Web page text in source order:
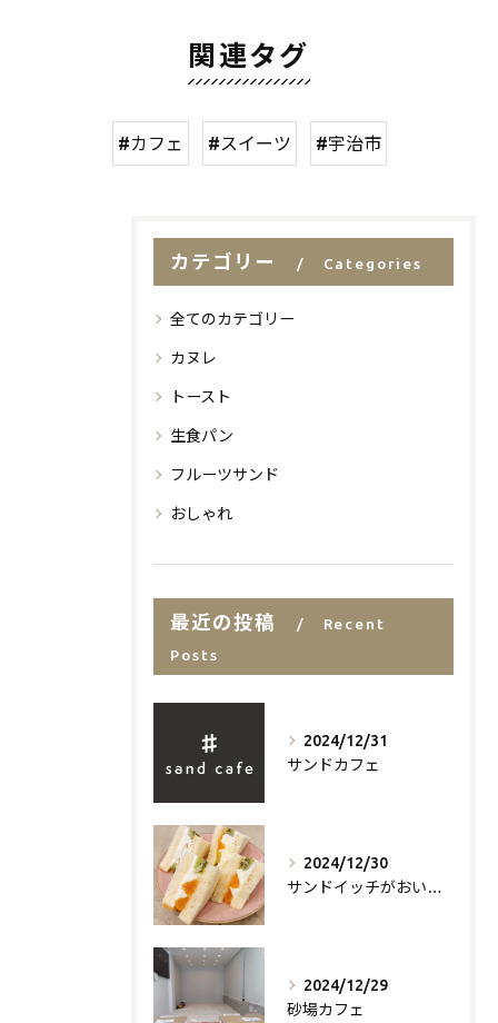
関連タグ
#カフェ #スイーツ #宇治市
カテゴリー Categories
全てのカテゴリー
カヌレ
トースト
生食パン
フルーツサンド
おしゃれ
最近の投稿
Recent
Posts
2024/12/31
サンドカフェ
2024/12/30
サンドイッチがおいしいお店
2024/12/29
砂場カフェ